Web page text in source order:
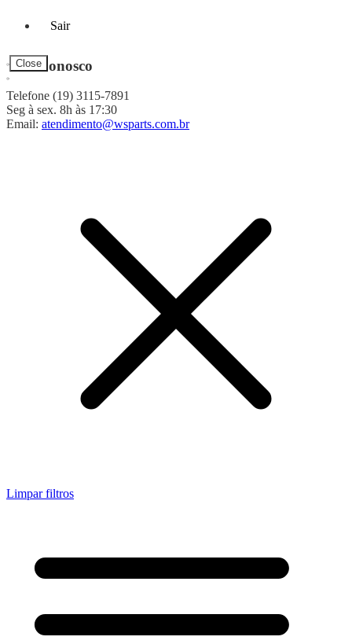
Sair
Close
Fale Conosco
Telefone (19) 3115-7891
Seg à sex. 8h às 17:30
Email: atendimento@wsparts.com.br
Limpar filtros